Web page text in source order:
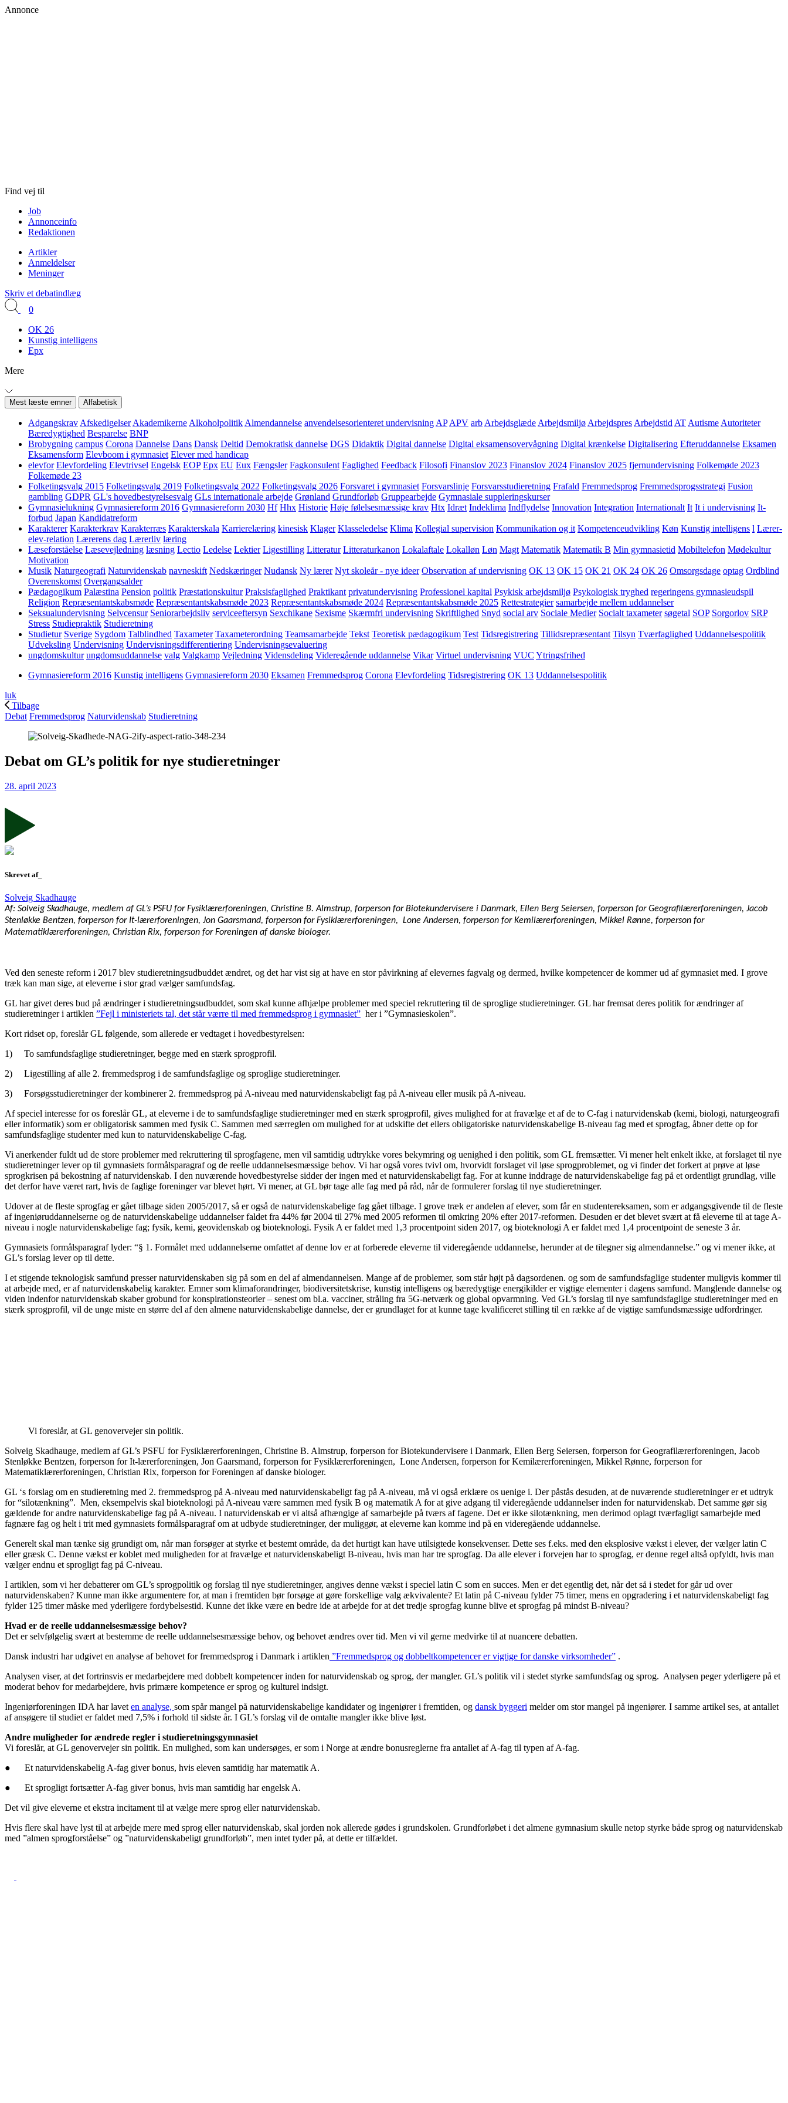
Annonce
Find vej til
Job
Annonceinfo
Redaktionen
Artikler
Anmeldelser
Meninger
Skriv et debatindlæg
0
OK 26
Kunstig intelligens
Epx
Mere
Mest læste emner Alfabetisk
Adgangskrav Afskedigelser Akademikerne Alkoholpolitik Almendannelse anvendelsesorienteret undervisning AP APV arb Arbejdsglæde Arbejdsmiljø Arbejdspres Arbejdstid AT Autisme Autoriteter
Bæredygtighed Besparelse BNP
Brobygning campus Corona Dannelse Dans Dansk Deltid Demokratisk dannelse DGS Didaktik Digital dannelse Digital eksamensovervågning Digital krænkelse Digitalisering Efteruddannelse Eksamen
Eksamensform Elevboom i gymnasiet Elever med handicap
elevfor Elevfordeling Elevtrivsel Engelsk EOP Epx EU Eux Fængsler Fagkonsulent Faglighed Feedback Filosofi Finanslov 2023 Finanslov 2024 Finanslov 2025 fjernundervisning Folkemøde 2023
Folkemøde 23
Folketingsvalg 2015 Folketingsvalg 2019 Folketingsvalg 2022 Folketingsvalg 2026 Forsvaret i gymnasiet Forsvarslinje Forsvarsstudieretning Frafald Fremmedsprog Fremmedsprogsstrategi Fusion
gambling GDPR GL's hovedbestyrelsesvalg GLs internationale arbejde Grønland Grundforløb Gruppearbejde Gymnasiale suppleringskurser
Gymnasielukning Gymnasiereform 2016 Gymnasiereform 2030 Hf Hhx Historie Høje følelsesmæssige krav Htx Idræt Indeklima Indflydelse Innovation Integration Internationalt It It i undervisning It-
forbud Japan Kandidatreform
Karakterer Karakterkrav Karakterræs Karakterskala Karrierelæring kinesisk Klager Klasseledelse Klima Kollegial supervision Kommunikation og it Kompetenceudvikling Køn Kunstig intelligens l Lærer-
elev-relation Lærerens dag Lærerliv læring
Læseforståelse Læsevejledning læsning Lectio Ledelse Lektier Ligestilling Litteratur Litteraturkanon Lokalaftale Lokalløn Løn Magt Matematik Matematik B Min gymnasietid Mobiltelefon Mødekultur
Motivation
Musik Naturgeografi Naturvidenskab navneskift Nedskæringer Nudansk Ny lærer Nyt skoleår - nye ideer Observation af undervisning OK 13 OK 15 OK 21 OK 24 OK 26 Omsorgsdage optag Ordblind
Overenskomst Overgangsalder
Pædagogikum Palæstina Pension politik Præstationskultur Praksisfaglighed Praktikant privatundervisning Professionel kapital Psykisk arbejdsmiljø Psykologisk tryghed regeringens gymnasieudspil
Religion Repræsentantskabsmøde Repræsentantskabsmøde 2023 Repræsentantskabsmøde 2024 Repræsentantskabsmøde 2025 Rettestrategier samarbejde mellem uddannelser
Seksualundervisning Selvcensur Seniorarbejdsliv serviceeftersyn Sexchikane Sexisme Skærmfri undervisning Skriftlighed Snyd social arv Sociale Medier Socialt taxameter søgetal SOP Sorgorlov SRP
Stress Studiepraktik Studieretning
Studietur Sverige Sygdom Talblindhed Taxameter Taxameterordning Teamsamarbejde Tekst Teoretisk pædagogikum Test Tidsregistrering Tillidsrepræsentant Tilsyn Tværfaglighed Uddannelsespolitik
Udveksling Undervisning Undervisningsdifferentiering Undervisningsevaluering
ungdomskultur ungdomsuddannelse valg Valgkamp Vejledning Vidensdeling Videregående uddannelse Vikar Virtuel undervisning VUC Ytringsfrihed
Gymnasiereform 2016 Kunstig intelligens Gymnasiereform 2030 Eksamen Fremmedsprog Corona Elevfordeling Tidsregistrering OK 13 Uddannelsespolitik
luk
Tilbage
Debat Fremmedsprog Naturvidenskab Studieretning
Debat om GL’s politik for nye studieretninger
28. april 2023
Skrevet af_
Solveig Skadhauge
Af: Solveig Skadhauge, medlem af GL’s PSFU for Fysiklærerforeningen, Christine B. Almstrup, forperson for Biotekundervisere i Danmark, Ellen Berg Seiersen, forperson for Geografilærerforeningen, Jacob
Stenløkke Bentzen, forperson for It-lærerforeningen, Jon Gaarsmand, forperson for Fysiklærerforeningen, Lone Andersen, forperson for Kemilærerforeningen, Mikkel Rønne, forperson for
Matematiklærerforeningen, Christian Rix, forperson for Foreningen af danske biologer.
Ved den seneste reform i 2017 blev studieretningsudbuddet ændret, og det har vist sig at have en stor påvirkning af elevernes fagvalg og dermed, hvilke kompetencer de kommer ud af gymnasiet med. I grove
træk kan man sige, at eleverne i stor grad vælger samfundsfag.
GL har givet deres bud på ændringer i studieretningsudbuddet, som skal kunne afhjælpe problemer med speciel rekruttering til de sproglige studieretninger. GL har fremsat deres politik for ændringer af
studieretninger i artiklen ”Fejl i ministeriets tal, det står værre til med fremmedsprog i gymnasiet” her i ”Gymnasieskolen”.
Kort ridset op, foreslår GL følgende, som allerede er vedtaget i hovedbestyrelsen:
1) To samfundsfaglige studieretninger, begge med en stærk sprogprofil.
2) Ligestilling af alle 2. fremmedsprog i de samfundsfaglige og sproglige studieretninger.
3) Forsøgsstudieretninger der kombinerer 2. fremmedsprog på A-niveau med naturvidenskabeligt fag på A-niveau eller musik på A-niveau.
Af speciel interesse for os foreslår GL, at eleverne i de to samfundsfaglige studieretninger med en stærk sprogprofil, gives mulighed for at fravælge et af de to C-fag i naturvidenskab (kemi, biologi, naturgeografi
eller informatik) som er obligatorisk sammen med fysik C. Sammen med særreglen om mulighed for at udskifte det ellers obligatoriske naturvidenskabelige B-niveau fag med et sprogfag, åbner dette op for
samfundsfaglige studenter med kun to naturvidenskabelige C-fag.
Vi anerkender fuldt ud de store problemer med rekruttering til sprogfagene, men vil samtidig udtrykke vores bekymring og uenighed i den politik, som GL fremsætter. Vi mener helt enkelt ikke, at forslaget til nye
studieretninger lever op til gymnasiets formålsparagraf og de reelle uddannelsesmæssige behov. Vi har også vores tvivl om, hvorvidt forslaget vil løse sprogproblemet, og vi finder det forkert at prøve at løse
sprogkrisen på bekostning af naturvidenskab. I den nuværende hovedbestyrelse sidder der ingen med et naturvidenskabeligt fag. For at kunne inddrage de naturvidenskabelige fag på et ordentligt grundlag, ville
det derfor have været rart, hvis de faglige foreninger var blevet hørt. Vi mener, at GL bør tage alle fag med på råd, når de formulerer forslag til nye studieretninger.
Udover at de fleste sprogfag er gået tilbage siden 2005/2017, så er også de naturvidenskabelige fag gået tilbage. I grove træk er andelen af elever, som får en studentereksamen, som er adgangsgivende til de fleste
af ingeniøruddannelserne og de naturvidenskabelige uddannelser faldet fra 44% før 2004 til 27% med 2005 reformen til omkring 20% efter 2017-reformen. Desuden er det blevet svært at få eleverne til at tage A-
niveau i nogle naturvidenskabelige fag; fysik, kemi, geovidenskab og bioteknologi. Fysik A er faldet med 1,3 procentpoint siden 2017, og bioteknologi A er faldet med 1,4 procentpoint de seneste 3 år.
Gymnasiets formålsparagraf lyder: “§ 1. Formålet med uddannelserne omfattet af denne lov er at forberede eleverne til videregående uddannelse, herunder at de tilegner sig almendannelse.” og vi mener ikke, at
GL’s forslag lever op til dette.
I et stigende teknologisk samfund presser naturvidenskaben sig på som en del af almendannelsen. Mange af de problemer, som står højt på dagsordenen. og som de samfundsfaglige studenter muligvis kommer til
at arbejde med, er af naturvidenskabelig karakter. Emner som klimaforandringer, biodiversitetskrise, kunstig intelligens og bæredygtige energikilder er vigtige elementer i dagens samfund. Manglende dannelse og
viden indenfor naturvidenskab skaber grobund for konspirationsteorier – senest om bl.a. vacciner, stråling fra 5G-netværk og global opvarmning. Ved GL’s forslag til nye samfundsfaglige studieretninger med en
stærk sprogprofil, vil de unge miste en større del af den almene naturvidenskabelige dannelse, der er grundlaget for at kunne tage kvalificeret stilling til en række af de vigtige samfundsmæssige udfordringer.
Vi foreslår, at GL genovervejer sin politik.
Solveig Skadhauge, medlem af GL’s PSFU for Fysiklærerforeningen, Christine B. Almstrup, forperson for Biotekundervisere i Danmark, Ellen Berg Seiersen, forperson for Geografilærerforeningen, Jacob
Stenløkke Bentzen, forperson for It-lærerforeningen, Jon Gaarsmand, forperson for Fysiklærerforeningen, Lone Andersen, forperson for Kemilærerforeningen, Mikkel Rønne, forperson for
Matematiklærerforeningen, Christian Rix, forperson for Foreningen af danske biologer.
GL ‘s forslag om en studieretning med 2. fremmedsprog på A-niveau med naturvidenskabeligt fag på A-niveau, må vi også erklære os uenige i. Der påstås desuden, at de nuværende studieretninger er et udtryk
for “silotænkning”. Men, eksempelvis skal bioteknologi på A-niveau være sammen med fysik B og matematik A for at give adgang til videregående uddannelser inden for naturvidenskab. Det samme gør sig
gældende for andre naturvidenskabelige fag på A-niveau. I naturvidenskab er vi altså afhængige af samarbejde på tværs af fagene. Det er ikke silotænkning, men derimod oplagt tværfagligt samarbejde med
fagnære fag og helt i trit med gymnasiets formålsparagraf om at udbyde studieretninger, der muliggør, at eleverne kan komme ind på en videregående uddannelse.
Generelt skal man tænke sig grundigt om, når man forsøger at styrke et bestemt område, da det hurtigt kan have utilsigtede konsekvenser. Dette ses f.eks. med den eksplosive vækst i elever, der vælger latin C
eller græsk C. Denne vækst er koblet med muligheden for at fravælge et naturvidenskabeligt B-niveau, hvis man har tre sprogfag. Da alle elever i forvejen har to sprogfag, er denne regel altså opfyldt, hvis man
vælger endnu et sprogligt fag på C-niveau.
I artiklen, som vi her debatterer om GL’s sprogpolitik og forslag til nye studieretninger, angives denne vækst i speciel latin C som en succes. Men er det egentlig det, når det så i stedet for går ud over
naturvidenskaben? Kunne man ikke argumentere for, at man i fremtiden bør forsøge at gøre forskellige valg ækvivalente? Et latin på C-niveau fylder 75 timer, mens en opgradering i et naturvidenskabeligt fag
fylder 125 timer måske med yderligere fordybelsestid. Kunne det ikke være en bedre ide at arbejde for at det tredje sprogfag kunne blive et sprogfag på mindst B-niveau?
Hvad er de reelle uddannelsesmæssige behov?
Det er selvfølgelig svært at bestemme de reelle uddannelsesmæssige behov, og behovet ændres over tid. Men vi vil gerne medvirke til at nuancere debatten.
Dansk industri har udgivet en analyse af behovet for fremmedsprog i Danmark i artiklen ”Fremmedsprog og dobbeltkompetencer er vigtige for danske virksomheder” .
Analysen viser, at det fortrinsvis er medarbejdere med dobbelt kompetencer inden for naturvidenskab og sprog, der mangler. GL’s politik vil i stedet styrke samfundsfag og sprog. Analysen peger yderligere på et
moderat behov for medarbejdere, hvis primære kompetence er sprog og kulturel indsigt.
Ingeniørforeningen IDA har lavet en analyse, som spår mangel på naturvidenskabelige kandidater og ingeniører i fremtiden, og dansk byggeri melder om stor mangel på ingeniører. I samme artikel ses, at antallet
af ansøgere til studiet er faldet med 7,5% i forhold til sidste år. I GL’s forslag vil de omtalte mangler ikke blive løst.
Andre muligheder for ændrede regler i studieretningsgymnasiet
Vi foreslår, at GL genovervejer sin politik. En mulighed, som kan undersøges, er som i Norge at ændre bonusreglerne fra antallet af A-fag til typen af A-fag.
● Et naturvidenskabelig A-fag giver bonus, hvis eleven samtidig har matematik A.
● Et sprogligt fortsætter A-fag giver bonus, hvis man samtidig har engelsk A.
Det vil give eleverne et ekstra incitament til at vælge mere sprog eller naturvidenskab.
Hvis flere skal have lyst til at arbejde mere med sprog eller naturvidenskab, skal jorden nok allerede gødes i grundskolen. Grundforløbet i det almene gymnasium skulle netop styrke både sprog og naturvidenskab
med ”almen sprogforståelse” og ”naturvidenskabeligt grundforløb”, men intet tyder på, at dette er tilfældet.